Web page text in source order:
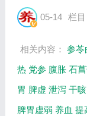
05-14 栏
相关内容： 参苓
热 党参 腹胀 石
胃 脾虚 泄泻 干咳
脾胃虚弱 养血 提